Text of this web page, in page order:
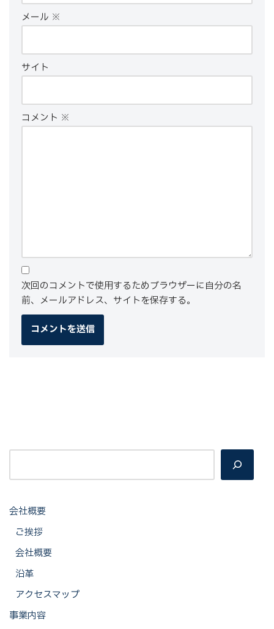
メール ※
サイト
コメント ※
次回のコメントで使用するためブラウザーに自分の名
前、メールアドレス、サイトを保存する。
会社概要
ご挨拶
会社概要
沿革
アクセスマップ
事業内容